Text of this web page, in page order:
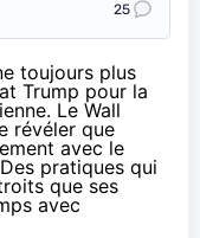
25
toujours plus
Trump pour la
Le Wall
révéler que
avec le
pratiques qui
que ses
avec